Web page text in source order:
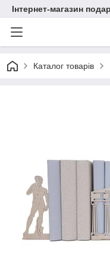
Інтернет-магазин
Каталог товарів